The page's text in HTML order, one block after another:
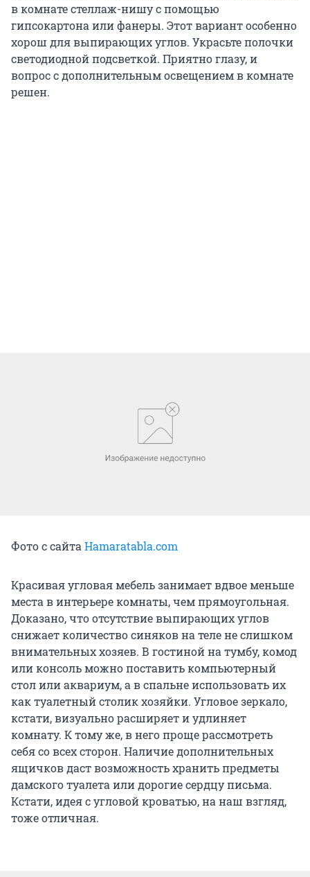
в комнате стеллаж-нишу с помощью
гипсокартона или фанеры. Этот вариант особенно
хорош для выпирающих углов. Украсьте полочки
светодиодной подсветкой. Приятно глазу, и
вопрос с дополнительным освещением в комнате
решен.
Фото с сайтаHamaratabla.com
Красивая угловая мебель занимает вдвое меньше
места в интерьере комнаты, чем прямоугольная.
Доказано, что отсутствие выпирающих углов
снижает количество синяков на теле не слишком
внимательных хозяев. В гостиной на тумбу, комод
или консоль можно поставить компьютерный
стол или аквариум, а в спальне использовать их
как туалетный столик хозяйки. Угловое зеркало,
кстати, визуально расширяет и удлиняет
комнату. К тому же, в него проще рассмотреть
себя со всех сторон. Наличие дополнительных
ящичков даст возможность хранить предметы
дамского туалета или дорогие сердцу письма.
Кстати, идея с угловой кроватью, на наш взгляд,
тоже отличная.